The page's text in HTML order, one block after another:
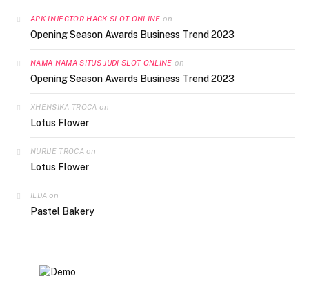
APK INJECTOR HACK SLOT ONLINE on
Opening Season Awards Business Trend 2023
NAMA NAMA SITUS JUDI SLOT ONLINE on
Opening Season Awards Business Trend 2023
XHENSIKA TROCA on
Lotus Flower
NURIJE TROCA on
Lotus Flower
ILDA on
Pastel Bakery